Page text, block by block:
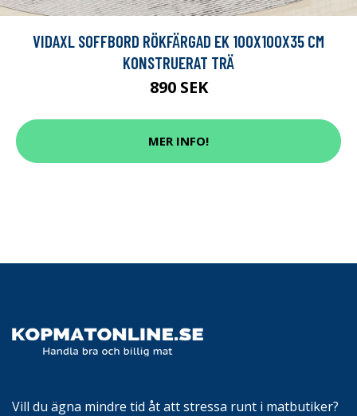
VIDAXL SOFFBORD RÖKFÄRGAD EK 100X100X35 CM
KONSTRUERAT TRÄ
890 SEK
MER INFO!
Vill du ägna mindre tid åt att stressa runt i matbutiker?